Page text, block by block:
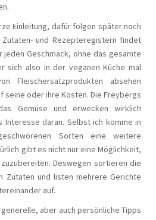
Einleitung, dafür folgen später noch
und Rezepteregistern findet
jeden Geschmack, ohne das gesamte
sich also in der veganen Küche mal
Fleischersatzprodukten absehen
seine oder ihre Kosten. Die Freybergs
Gemüse und erwecken wirklich
Interesse daran. Selbst ich komme in
Sorten eine weitere
gibt es nicht nur eine Möglichkeit,
Deswegen sortieren die
Zutaten und listen mehrere Gerichte
auf.
aber auch persönliche Tipps